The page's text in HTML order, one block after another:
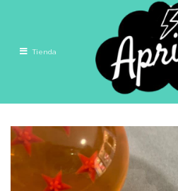
Tienda